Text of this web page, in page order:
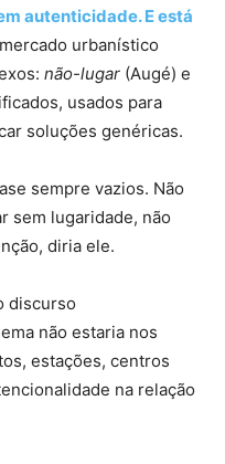
autenticidade. E está
urbanístico
não-lugar (Augé) e
usados para
soluções genéricas.
sempre vazios. Não
sem lugaridade, não
diria ele.
discurso
não estaria nos
estações, centros
na relação